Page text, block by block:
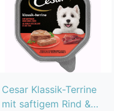
Cesar Klassik-Terrine
mit saftigem Rind &